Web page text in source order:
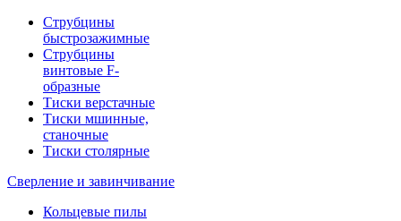
Струбцины
быстрозажимные
Струбцины
винтовые F-
образные
Тиски верстачные
Тиски мшинные,
станочные
Тиски столярные
Сверление и завинчивание
Кольцевые пилы